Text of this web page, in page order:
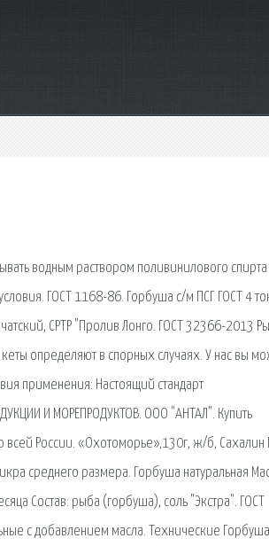
водным раствором поливинилового спирта
ГОСТ 1168-86. Горбуша с/м ПСГ ГОСТ 4
СРТР "Пролив Лонго. ГОСТ 32366-2013
определяют в спорных случаях. У нас вы
применения: Настоящий стандарт
И МОРЕПРОДУКТОВ. ООО "АНТАЛ". Купить
всей России. «Охотоморье»,130г, ж/б, Сахалин
среднего размера. Горбуша натуральная
Состав: рыба (горбуша), соль "Экстра". ГОСТ
с добавлением масла. Технические